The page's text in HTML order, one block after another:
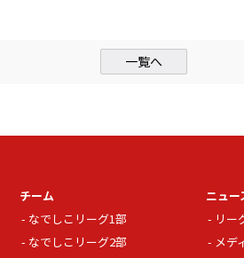
一覧へ
チーム
なでしこリーグ1部
なでしこリーグ2部
ニュー
リー
メデ